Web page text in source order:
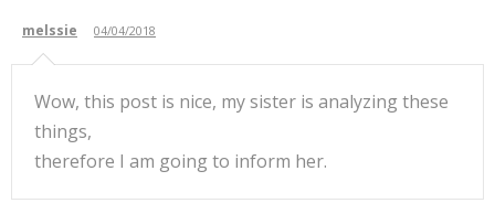
melssie 04/04/2018
Wow, this post is nice, my sister is analyzing these
things,
therefore I am going to inform her.